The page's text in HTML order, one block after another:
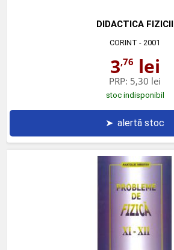
DIDACTICA FIZICII
CORINT - 2001
3,76 lei
PRP: 5,30 lei
stoc indisponibil
➤ alertă stoc